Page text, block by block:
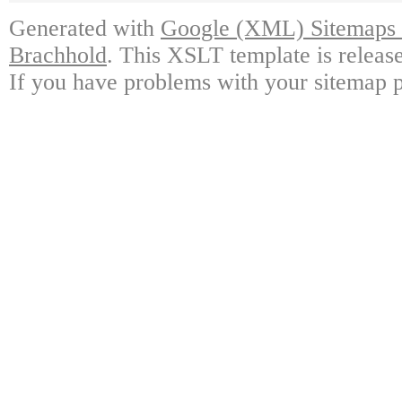
Generated with Google (XML)
Brachhold. This XSLT template is
If you have problems with your sitemap